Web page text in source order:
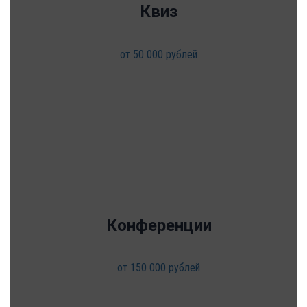
Квиз
от 50 000 рублей
Конференции
от 150 000 рублей